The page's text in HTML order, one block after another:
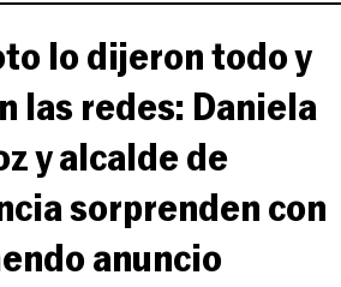
lo dijeron todo y
las redes: Daniela
y alcalde de
sorprenden con
anuncio